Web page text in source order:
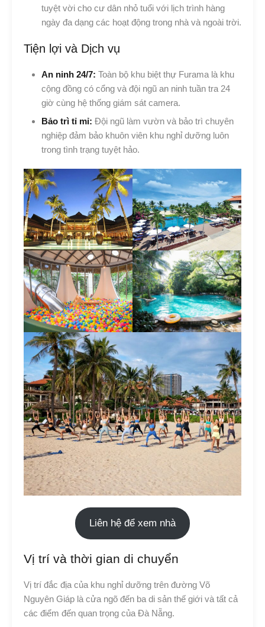
tuyệt vời cho cư dân nhỏ tuổi với lịch trình hàng
ngày đa dạng các hoạt động trong nhà và ngoài trời.
Tiện lợi và Dịch vụ
An ninh 24/7: Toàn bộ khu biệt thự Furama là khu
cộng đồng có cổng và đội ngũ an ninh tuần tra 24
giờ cùng hệ thống giám sát camera.
Bảo trì tỉ mỉ: Đội ngũ làm vườn và bảo trì chuyên
nghiệp đảm bảo khuôn viên khu nghỉ dưỡng luôn
trong tình trạng tuyệt hảo.
Liên hệ để xem nhà
Vị trí và thời gian di chuyển
Vị trí đắc địa của khu nghỉ dưỡng trên đường Võ
Nguyên Giáp là cửa ngõ đến ba di sản thế giới và tất cả
các điểm đến quan trọng của Đà Nẵng.